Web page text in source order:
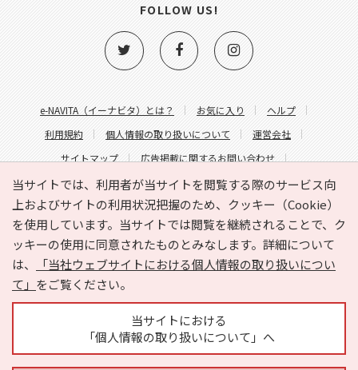
当サイトでは、利用者が当サイトを閲覧する際のサービス向
上およびサイトの利用状況把握のため、クッキー（Cookie）
を使用しています。当サイトでは閲覧を継続されることで、ク
ッキーの使用に同意されたものとみなします。詳細について
は、
「当社ウェブサイトにおける個人情報の取り扱いについ
て」 をご覧ください。
当サイトにおける
「個人情報の取り扱いについて」へ
e-NAVITA（イーナビタ）とは？ お気に入り
ヘルプ
利用規約
個人情報の取り扱いについて
運営会社
サイトマップ
広告掲載に関するお問い合わせ
サイトの内容に関するお問い合わせ
FOLLOW US!
Copyright © HYOJITO.Co.,Ltd. All Rights Reserved.